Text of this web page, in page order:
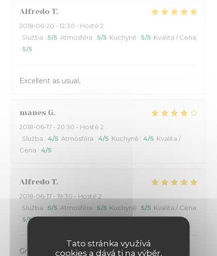
Tato stránka využívá
cookies a dává ti na výběr,
Alfredo T
2018-06-20 - 12:30 - Hosté 2
Služba : 5/5 Atmosféra : 5/5 Kuchyně : 5/5 Kvalita / Cena
: 5/5
Excellent as usual,
manes G
2018-06-17 - 20:30 - Hosté 2
Služba : 4/5 Atmosféra : 4/5 Kuchyně : 4/5 Kvalita /
Cena : 4/5
Alfredo T
2018-06-17 - 19:30 - Hosté 2
Služba : 5/5 Atmosféra : 5/5 Kuchyně : 5/5 Kvalita / Cena
: 5/5
Great quality food, location and service! Real good